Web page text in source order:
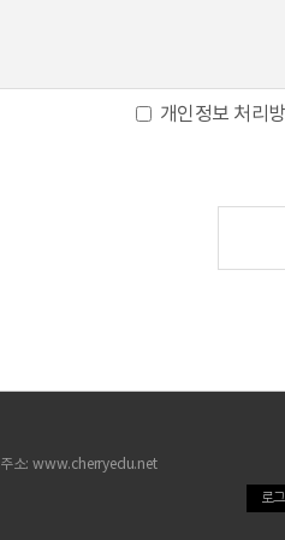
개인정보 처리
주소: www.cherryedu.net
로